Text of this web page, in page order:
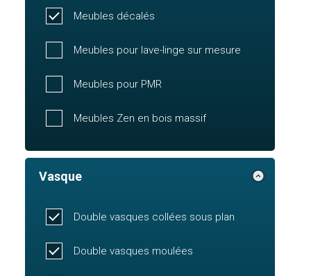
Meubles décalés
Meubles pour lave-linge sur mesure
Meubles pour PMR
Meubles Zen en bois massif
Vasque
Double vasques collées sous plan
Double vasques moulées